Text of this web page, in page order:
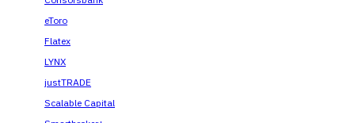
eToro
Flatex
LYNX
justTRADE
Scalable Capital